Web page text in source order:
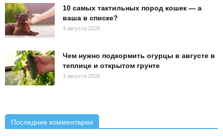
10 самых тактильных пород кошек — а
ваша в списке?
4 августа 2026
Чем нужно подкормить огурцы в августе в
теплице и открытом грунте
3 августа 2026
Последние комментарии